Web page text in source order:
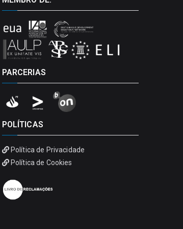
PARCERIAS
POLÍTICAS
Política de Privacidade
Política de Cookies